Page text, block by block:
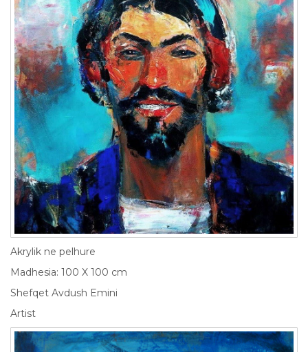
Akrylik ne pelhure
Madhesia: 100 X 100 cm
Shefqet Avdush Emini
Artist